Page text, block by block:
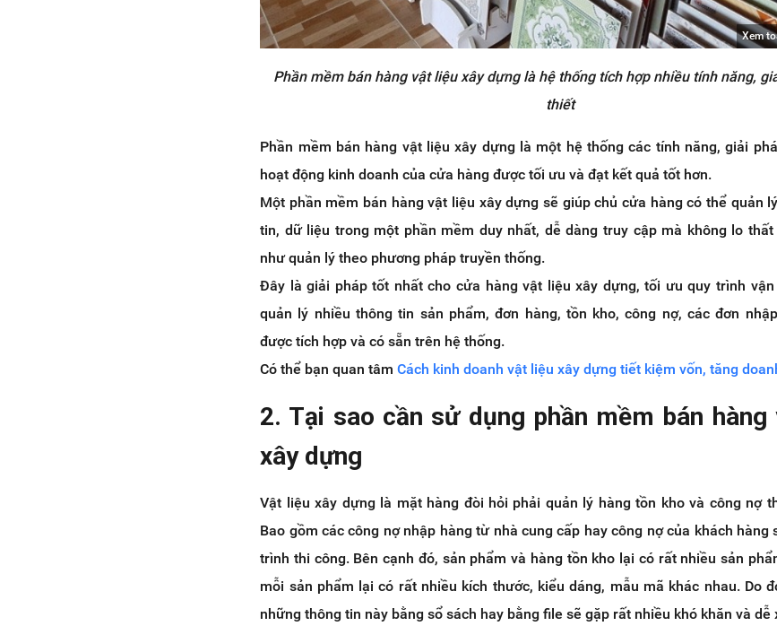
Xem
Phần mềm bán hàng vật liệu xây dựng là hệ thống tích hợp nhiều tính năng,
thiết
Phần mềm bán hàng vật liệu xây dựng là một hệ thống các tính năng, giải
hoạt động kinh doanh của cửa hàng được tối ưu và đạt kết quả tốt hơn.
Một phần mềm bán hàng vật liệu xây dựng sẽ giúp chủ cửa hàng có thể quản
tin, dữ liệu trong một phần mềm duy nhất, dễ dàng truy cập mà không lo
như quản lý theo phương pháp truyền thống.
Đây là giải pháp tốt nhất cho cửa hàng vật liệu xây dựng, tối ưu quy trình vận
quản lý nhiều thông tin sản phẩm, đơn hàng, tồn kho, công nợ, các đơn
được tích hợp và có sẵn trên hệ thống.
Có thể bạn quan tâmCách kinh doanh vật liệu xây dựng tiết kiệm vốn, tăng
2. Tại sao cần sử dụng phần mềm bán hàng
xây dựng
Vật liệu xây dựng là mặt hàng đòi hỏi phải quản lý hàng tồn kho và công nợ
Bao gồm các công nợ nhập hàng từ nhà cung cấp hay công nợ của khách hàng
trình thi công. Bên cạnh đó, sản phẩm và hàng tồn kho lại có rất nhiều sản
mỗi sản phẩm lại có rất nhiều kích thước, kiểu dáng, mẫu mã khác nhau. Do
những thông tin này bằng sổ sách hay bằng file sẽ gặp rất nhiều khó khăn và dễ